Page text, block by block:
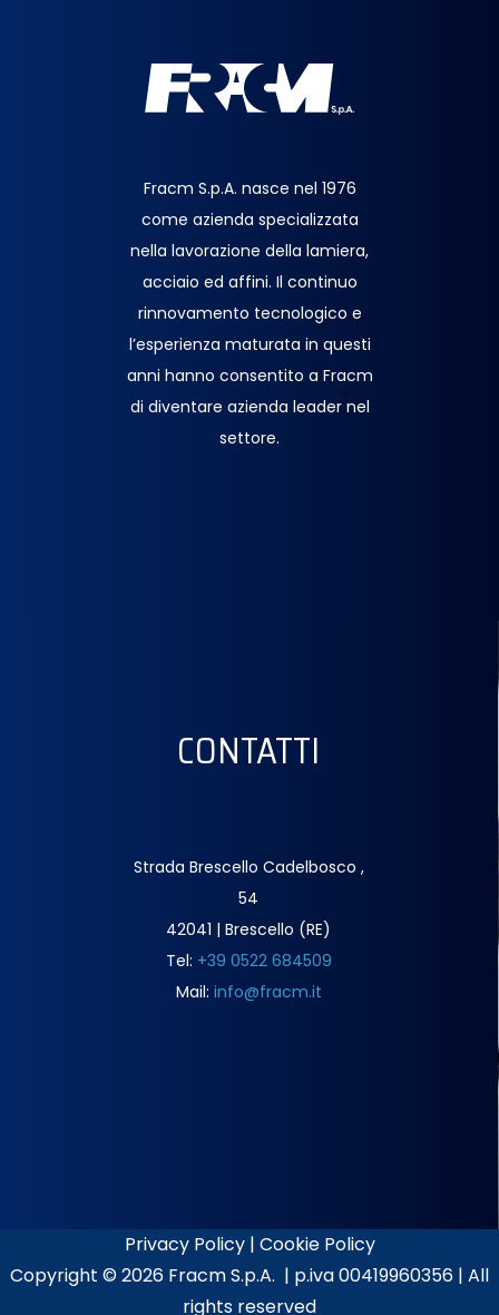
Fracm S.p.A. nasce nel 1976
come azienda specializzata
nella lavorazione della lamiera,
acciaio ed affini. Il continuo
rinnovamento tecnologico e
l’esperienza maturata in questi
anni hanno consentito a Fracm
di diventare azienda leader nel
settore.
CONTATTI
Strada Brescello Cadelbosco ,
54
42041 | Brescello (RE)
Tel: +39 0522 684509
Mail: info@fracm.it
Privacy Policy| Cookie Policy
Copyright © 2026 Fracm S.p.A. | p.iva 00419960356 | All
rights reserved